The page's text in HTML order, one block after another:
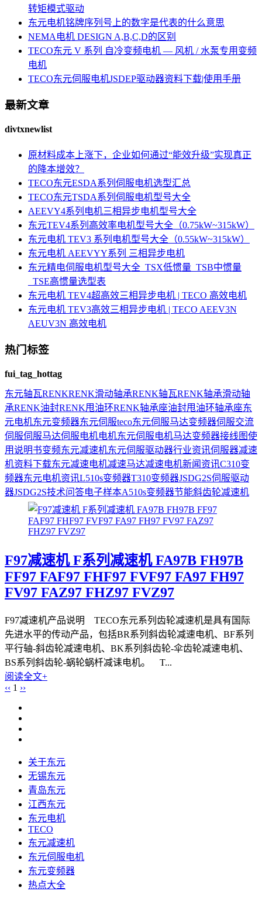
转矩模式驱动
东元电机铭牌序列号上的数字是代表的什么意思
NEMA电机 DESIGN A,B,C,D的区别
TECO东元 V 系列 自冷变频电机 — 风机 / 水泵专用变频
电机
TECO东元伺服电机JSDEP驱动器资料下载|使用手册
最新文章
divtxnewlist
原材料成本上涨下，企业如何通过“能效升级”实现真正
的降本增效？
TECO东元ESDA系列伺服电机选型汇总
TECO东元TSDA系列伺服电机型号大全
AEEVY4系列电机三相异步电机型号大全
东元TEV4系列高效率电机型号大全（0.75kW~315kW）
东元电机 TEV3 系列电机型号大全（0.55kW~315kW）
东元电机 AEEVYY系列 三相异步电机
东元精电伺服电机型号大全_TSX低惯量_TSB中惯量
_TSE高惯量选型表
东元电机 TEV4超高效三相异步电机 | TECO 高效电机
东元电机 TEV3高效三相异步电机 | TECO AEEV3N
AEUV3N 高效电机
热门标签
fui_tag_hottag
东元轴瓦RENKRENK滑动轴承RENK轴瓦RENK轴承滑动轴
承RENK油封RENK甩油环RENK轴承座油封甩油环轴承座东
元电机东元变频器东元伺服teco东元伺服马达变频器伺服交流
伺服伺服马达伺服电机电机东元伺服电机马达变频器接线图使
用说明书变频东元减速机东元伺服驱动器行业资讯伺服器减速
机资料下载东元减速电机减速马达减速电机新闻资讯C310变
频器东元电机资讯L510s变频器T310变频器JSDG2S伺服驱动
器JSDG2S技术问答电子样本A510s变频器节能斜齿轮减速机
F97减速机 F系列减速机 FA97B FH97B
FF97 FAF97 FHF97 FVF97 FA97 FH97
FV97 FAZ97 FHZ97 FVZ97
F97减速机产品说明 TECO东元系列齿轮减速机是具有国际
先进水平的传动产品，包括BR系列斜齿轮减速电机、BF系列
平行轴-斜齿轮减速电机、BK系列斜齿轮-伞齿轮减速电机、
BS系列斜齿轮-蜗轮蜗杄减诔电机。 T...
阅读全文+
‹‹ 1 ››
关于东元
无锡东元
青岛东元
江西东元
东元电机
TECO
东元减速机
东元伺服电机
东元变频器
热点大全